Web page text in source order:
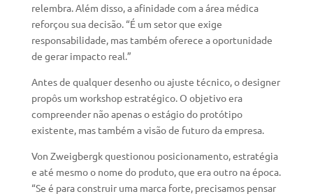
relembra. Além disso, a afinidade com a área médica
reforçou sua decisão. “É um setor que exige
responsabilidade, mas também oferece a oportunidade
de gerar impacto real.”
Antes de qualquer desenho ou ajuste técnico, o designer
propôs um workshop estratégico. O objetivo era
compreender não apenas o estágio do protótipo
existente, mas também a visão de futuro da empresa.
Von Zweigbergk questionou posicionamento, estratégia
e até mesmo o nome do produto, que era outro na época.
“Se é para construir uma marca forte, precisamos pensar